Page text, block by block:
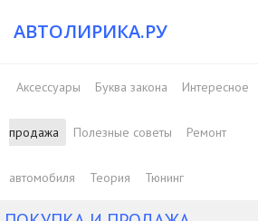
АВТОЛИРИКА.РУ
Аксессуары Буква закона Интересное
продажа Полезные советы Ремонт
автомобиля Теория Тюнинг